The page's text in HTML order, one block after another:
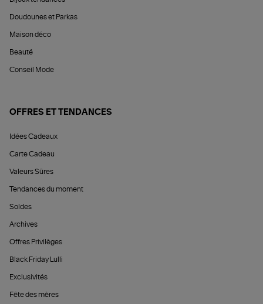
Doudounes et Parkas
Maison déco
Beauté
Conseil Mode
OFFRES ET TENDANCES
Idées Cadeaux
Carte Cadeau
Valeurs Sûres
Tendances du moment
Soldes
Archives
Offres Privilèges
Black Friday Lulli
Exclusivités
Fête des mères